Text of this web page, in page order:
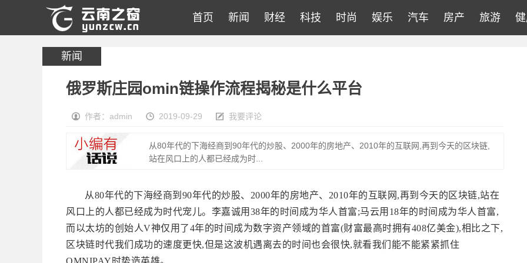
首页 新闻 财经 科技 时尚 娱乐 汽车 房产 旅游
新闻
俄罗斯庄园omin链操作流程揭秘是什么平台
作者：admin 2019-09-29 我要评论
从80年代的下海经商到90年代的炒股、2000年的房地产、2010年的互联网,再到今天的区块链,
站在风口上的人都已经成为时...
从80年代的下海经商到90年代的炒股、2000年的房地产、2010年的互联网,再到今天的区块链,站在
风口上的人都已经成为时代宠儿。李嘉诚用38年的时间成为华人首富;马云用18年的时间成为华人首富,
而以太坊的创始人V神仅用了4年的时间成为数字资产领域的首富(财富最高时拥有408亿美金),相比之下,
区块链时代我们成功的速度更快,但是这波机遇离去的时间也会很快,就看我们能不能紧紧抓住
OMNIPAY时势造英雄。